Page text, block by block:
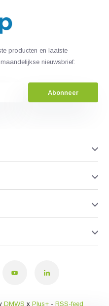
producten en laatste
nieuwsbrief:
Abonneer
DMWS x Plus+- RSS-feed